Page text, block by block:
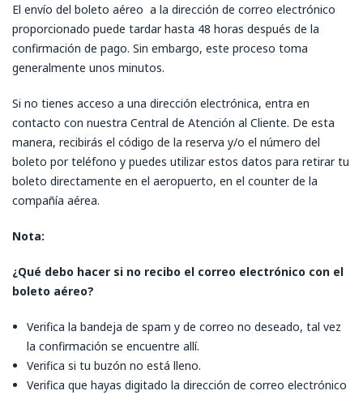
El envío del boleto aéreo a la dirección de correo electrónico
proporcionado puede tardar hasta 48 horas después de la
confirmación de pago. Sin embargo, este proceso toma
generalmente unos minutos.
Si no tienes acceso a una dirección electrónica, entra en
contacto con nuestra Central de Atención al Cliente. De esta
manera, recibirás el código de la reserva y/o el número del
boleto por teléfono y puedes utilizar estos datos para retirar tu
boleto directamente en el aeropuerto, en el counter de la
compañía aérea.
Nota:
¿Qué debo hacer si no recibo el correo electrónico con el
boleto aéreo?
Verifica la bandeja de spam y de correo no deseado, tal vez
la confirmación se encuentre allí.
Verifica si tu buzón no está lleno.
Verifica que hayas digitado la dirección de correo electrónico